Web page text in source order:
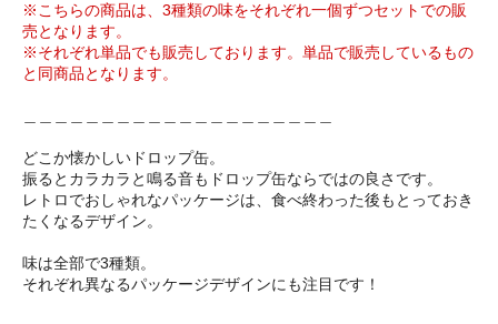
※こちらの商品は、3種類の味をそれぞれ一個ずつセットでの販
売となります。
※それぞれ単品でも販売しております。単品で販売しているもの
と同商品となります。
どこか懐かしいドロップ缶。
振るとカラカラと鳴る音もドロップ缶ならではの良さです。
レトロでおしゃれなパッケージは、食べ終わった後もとっておき
たくなるデザイン。
味は全部で3種類。
それぞれ異なるパッケージデザインにも注目です！